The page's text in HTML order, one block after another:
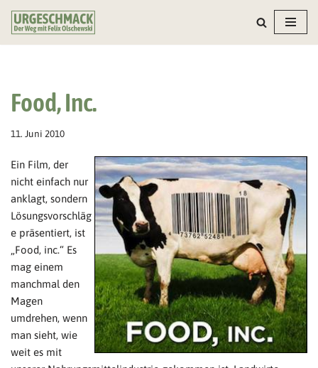
Zum
Food, Inc.
11. Juni 2010
Ein Film, der
nicht einfach nur
anklagt, sondern
Lösungsvorschläg
e präsentiert, ist
„Food, inc.“ Es
mag einem
manchmal den
Magen
umdrehen, wenn
man sieht, wie
weit es mit